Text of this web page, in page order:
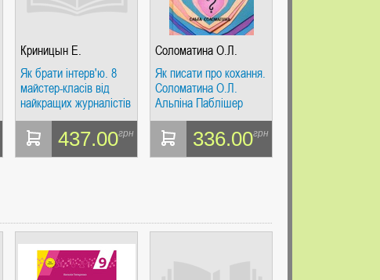
Криницын Е.
Як брати інтерв'ю. 8
майстер-класів від
найкращих журналістів
Росії. Криніцин Є.
Альпіна Паблішер
437.00грн
Соломатина О.Л.
Як писати про кохання.
Соломатина О.Л.
Альпіна Паблішер
336.00грн